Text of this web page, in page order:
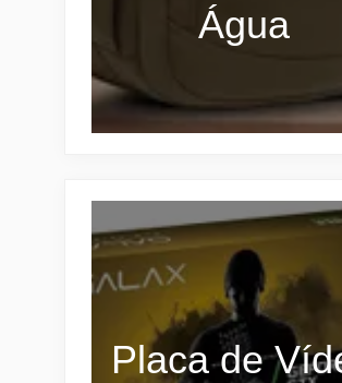
Água
Placa de